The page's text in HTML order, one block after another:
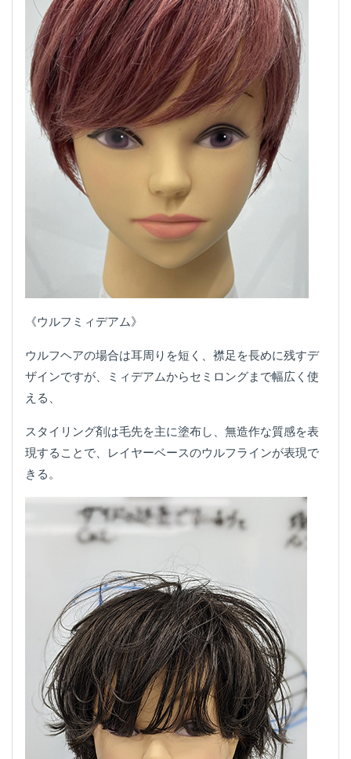
《ウルフミィデアム》
ウルフヘアの場合は耳周りを短く、襟足を長めに残すデ
ザインですが、ミィデアムからセミロングまで幅広く使
える、
スタイリング剤は毛先を主に塗布し、無造作な質感を表
現することで、レイヤーベースのウルフラインが表現で
きる。